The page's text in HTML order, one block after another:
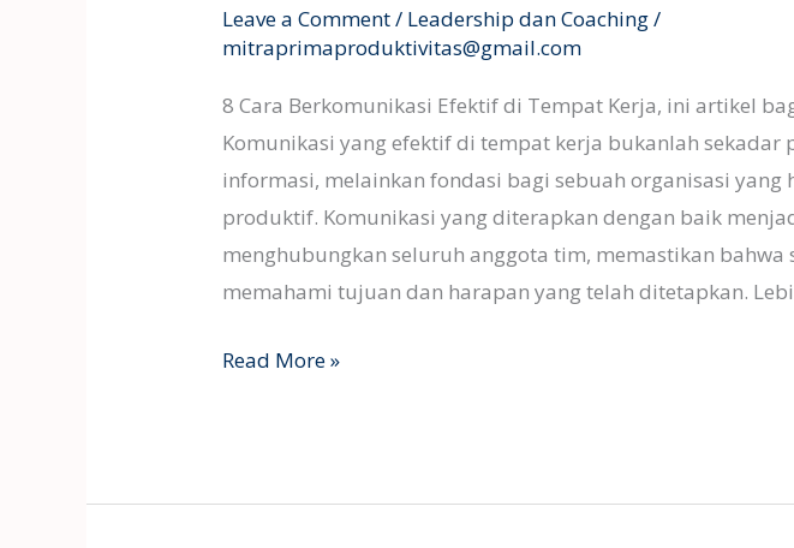
Leave a Comment/ Leadership dan Coaching/
mitraprimaproduktivitas@gmail.com
8 Cara Berkomunikasi Efektif di Tempat Kerja, ini artikel
Komunikasi yang efektif di tempat kerja bukanlah sekadar
informasi, melainkan fondasi bagi sebuah organisasi yang
produktif. Komunikasi yang diterapkan dengan baik
menghubungkan seluruh anggota tim, memastikan bahwa
memahami tujuan dan harapan yang telah ditetapkan.
Tempat
Read More »